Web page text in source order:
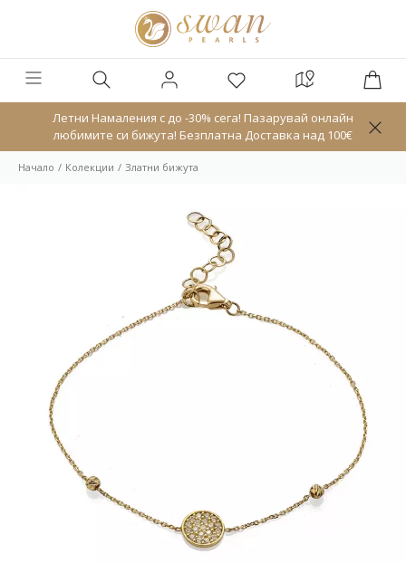
Летни Намаления с до -30% сега! Пазарувай онлайн
любимите си бижута! Безплатна Доставка над 100€
Начало Колекции Златни бижута